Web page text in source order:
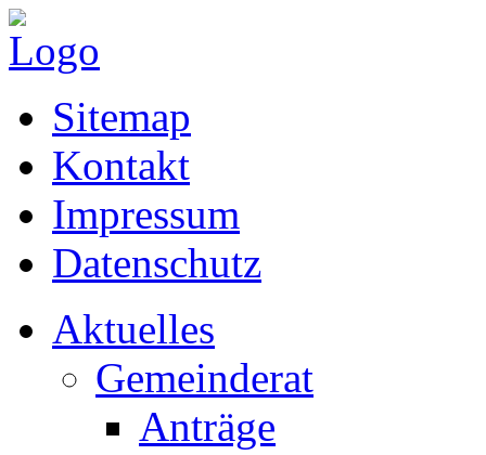
Sitemap
Kontakt
Impressum
Datenschutz
Aktuelles
Gemeinderat
Anträge